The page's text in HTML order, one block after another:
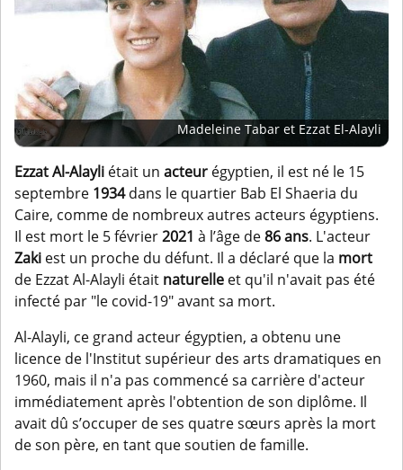
Madeleine Tabar et Ezzat El-Alayli
Ezzat Al-Alayli était un acteur égyptien, il est né le 15
septembre 1934dans le quartier Bab El Shaeria du
Caire, comme de nombreux autres acteurs égyptiens.
Il est mort le 5 février2021 à l’âge de86 ans. L'acteur
Zaki est un proche du défunt. Il a déclaré que la mort
de Ezzat Al-Alayli était naturelle et qu'il n'avait pas été
infecté par "le covid-19" avant sa mort.
Al-Alayli, ce grand acteur égyptien, a obtenu une
licence de l'Institut supérieur des arts dramatiques en
1960, mais il n'a pas commencé sa carrière d'acteur
immédiatement après l'obtention de son diplôme. Il
avait dû s’occuper de ses quatre sœurs après la mort
de son père, en tant que soutien de famille.